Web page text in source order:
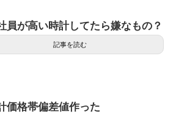
員が高い時計してたら嫌なもの？
記事を読む
価格帯偏差値作った